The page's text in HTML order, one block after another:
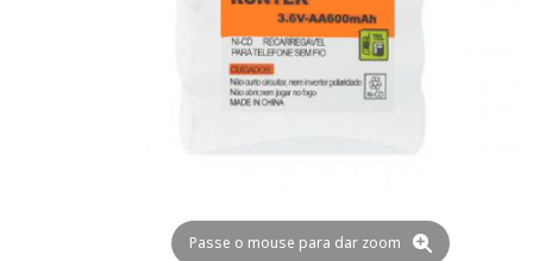
Passe o mouse para dar zoom